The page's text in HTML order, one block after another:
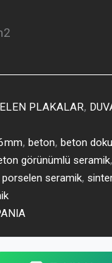
PLAKALAR,
,beton,beton
görünümlü seramik
porselen seramik,